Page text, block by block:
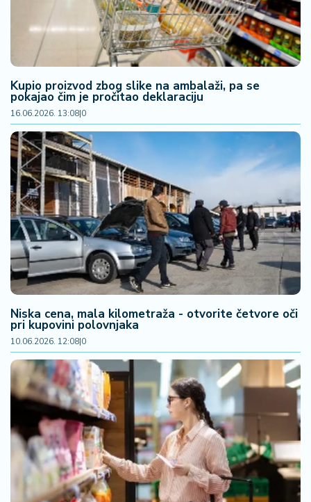
Kupio proizvod zbog slike na ambalaži, pa se
pokajao čim je pročitao deklaraciju
16.06.2026. 13:08|0
Niska cena, mala kilometraža - otvorite četvore oči
pri kupovini polovnjaka
10.06.2026. 12:08|0